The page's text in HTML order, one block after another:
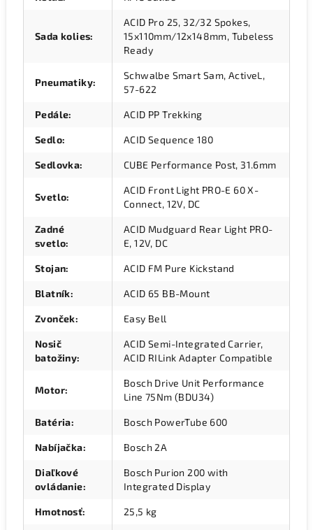
Sada kolies:
ACID Pro 25, 32/32 Spokes,
15x110mm/12x148mm, Tubeless
Ready
Pneumatiky:
Schwalbe Smart Sam, ActiveL,
57-622
Pedále: ACID PP Trekking
Sedlo: ACID Sequence 180
Sedlovka: CUBE Performance Post, 31.6mm
Svetlo:
ACID Front Light PRO-E 60 X-
Connect, 12V, DC
Zadné
svetlo:
ACID Mudguard Rear Light PRO-
E, 12V, DC
Stojan: ACID FM Pure Kickstand
Blatník: ACID 65 BB-Mount
Zvonček: Easy Bell
Nosič
batožiny:
ACID Semi-Integrated Carrier,
ACID RILink Adapter Compatible
Motor:
Bosch Drive Unit Performance
Line 75Nm (BDU34)
Batéria: Bosch PowerTube 600
Nabíjačka: Bosch 2A
Diaľkové
ovládanie:
Bosch Purion 200 with
Integrated Display
Hmotnosť: 25,5 kg